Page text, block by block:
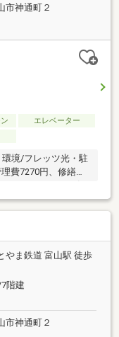
市神通町２
エレベーター
環境/フレッツ光・駐
費7270円、修繕積
12月末日
やま鉄道 富山駅 徒歩
階建
市神通町２